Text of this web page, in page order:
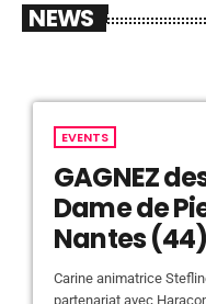
NEWS
EVENTS
GAGNEZ
Dame de
Nantes (44)
Carine animatrice
partenariat avec